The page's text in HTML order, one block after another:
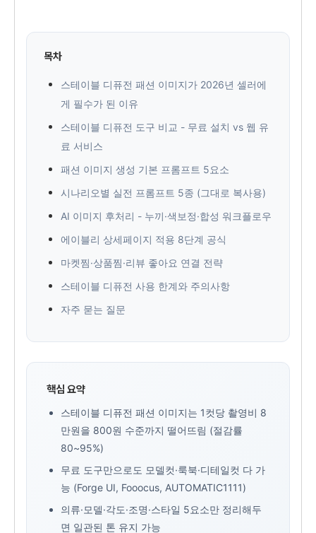
목차
스테이블 디퓨전 패션 이미지가 2026년 셀러에
게 필수가 된 이유
스테이블 디퓨전 도구 비교 - 무료 설치 vs 웹 유
료 서비스
패션 이미지 생성 기본 프롬프트 5요소
시나리오별 실전 프롬프트 5종 (그대로 복사용)
AI 이미지 후처리 - 누끼·색보정·합성 워크플로우
에이블리 상세페이지 적용 8단계 공식
마켓찜·상품찜·리뷰 좋아요 연결 전략
스테이블 디퓨전 사용 한계와 주의사항
자주 묻는 질문
핵심 요약
스테이블 디퓨전 패션 이미지는 1컷당 촬영비 8
만원을 800원 수준까지 떨어뜨림 (절감률
80~95%)
무료 도구만으로도 모델컷·룩북·디테일컷 다 가
능 (Forge UI, Fooocus, AUTOMATIC1111)
의류·모델·각도·조명·스타일 5요소만 정리해두
면 일관된 톤 유지 가능